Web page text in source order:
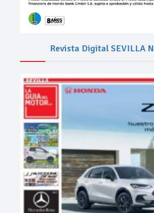
Revista Digital SEVILLA